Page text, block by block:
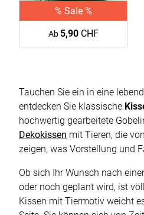
% Sale %
Ab 5,90CHF
Tauchen Sie ein in eine
entdecken Sie klassische
hochwertig gearbeitete
Dekokissen mit Tieren, die
zeigen, was Vorstellung und
Ob sich Ihr Wunsch nach
oder noch geplant wird, ist
Kissen mit Tiermotiv weicht